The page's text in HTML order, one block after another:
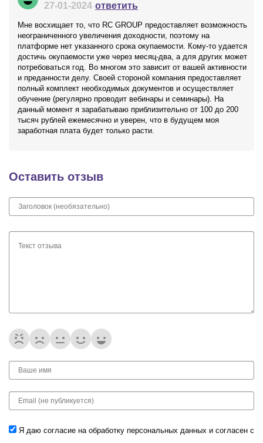
27-01-2024 ответить
Мне восхищает то, что RC GROUP предоставляет возможность
неограниченного увеличения доходности, поэтому на
платформе нет указанного срока окупаемости. Кому-то удается
достичь окупаемости уже через месяц-два, а для других может
потребоваться год. Во многом это зависит от вашей активности
и преданности делу. Своей стороной компания предоставляет
полный комплект необходимых документов и осуществляет
обучение (регулярно проводит вебинары и семинары). На
данный момент я зарабатываю приблизительно от 100 до 200
тысяч рублей ежемесячно и уверен, что в будущем моя
заработная плата будет только расти.
Оставить отзыв
Я даю согласие на обработку персональных данных и согласен с